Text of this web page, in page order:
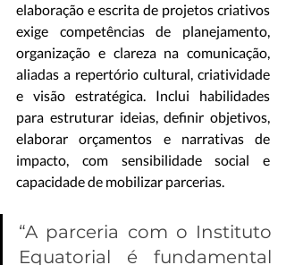
elaboração e escrita de projetos criativos
exige competências de planejamento,
organização e clareza na comunicação,
aliadas a repertório cultural, criatividade
e visão estratégica. Inclui habilidades
para estruturar ideias, definir objetivos,
elaborar orçamentos e narrativas de
impacto, com sensibilidade social e
capacidade de mobilizar parcerias.
“A parceria com o Instituto
Equatorial é fundamental